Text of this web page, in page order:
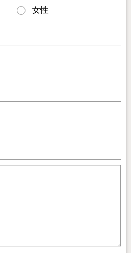
女性